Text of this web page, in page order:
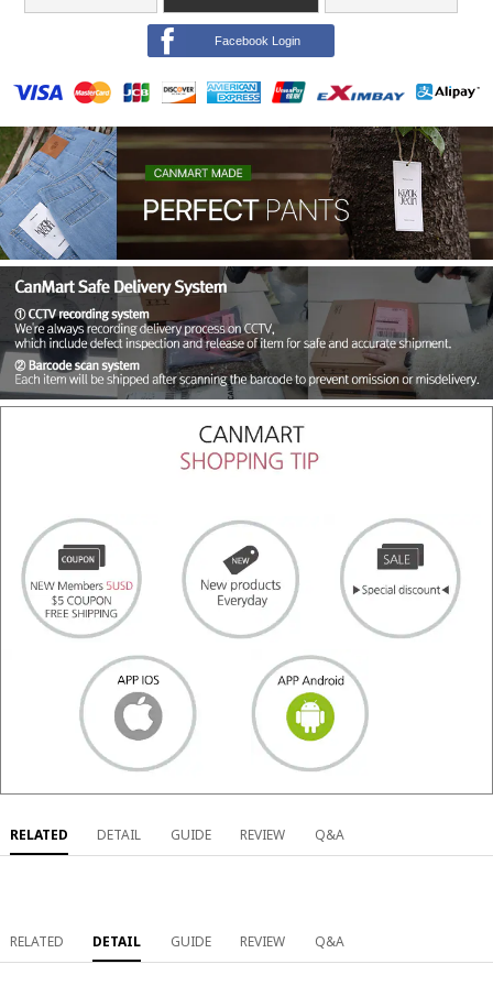
Facebook Login
RELATED DETAIL GUIDE REVIEW Q&A
RELATED DETAIL GUIDE REVIEW Q&A